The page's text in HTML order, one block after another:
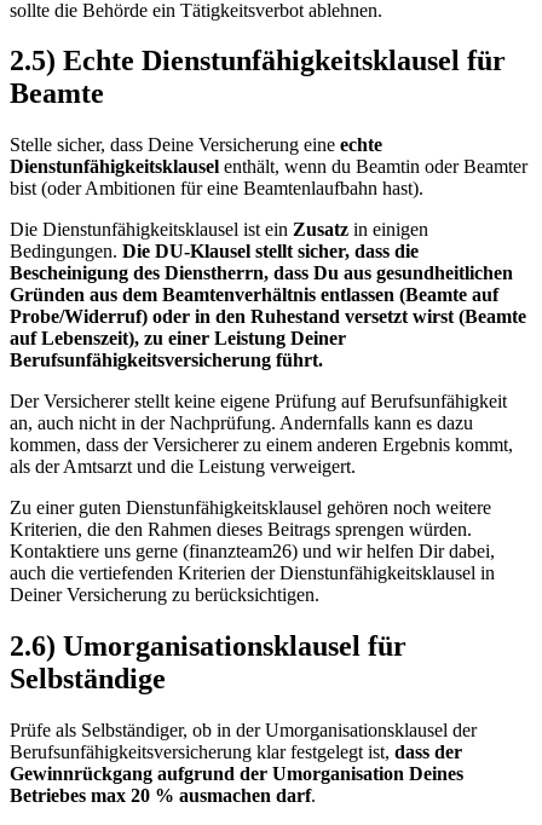
sollte die Behörde ein Tätigkeitsverbot ablehnen.
2.5) Echte Dienstunfähigkeitsklausel für
Beamte
Stelle sicher, dass Deine Versicherung eine echte
Dienstunfähigkeitsklausel enthält, wenn du Beamtin oder Beamter
bist (oder Ambitionen für eine Beamtenlaufbahn hast).
Die Dienstunfähigkeitsklausel ist ein Zusatz in einigen
Bedingungen. Die DU-Klausel stellt sicher, dass die
Bescheinigung des Dienstherrn, dass Du aus gesundheitlichen
Gründen aus dem Beamtenverhältnis entlassen (Beamte auf
Probe/Widerruf) oder in den Ruhestand versetzt wirst (Beamte
auf Lebenszeit), zu einer Leistung Deiner
Berufsunfähigkeitsversicherung führt.
Der Versicherer stellt keine eigene Prüfung auf Berufsunfähigkeit
an, auch nicht in der Nachprüfung. Andernfalls kann es dazu
kommen, dass der Versicherer zu einem anderen Ergebnis kommt,
als der Amtsarzt und die Leistung verweigert.
Zu einer guten Dienstunfähigkeitsklausel gehören noch weitere
Kriterien, die den Rahmen dieses Beitrags sprengen würden.
Kontaktiere uns gerne (finanzteam26) und wir helfen Dir dabei,
auch die vertiefenden Kriterien der Dienstunfähigkeitsklausel in
Deiner Versicherung zu berücksichtigen.
2.6) Umorganisationsklausel für
Selbständige
Prüfe als Selbständiger, ob in der Umorganisationsklausel der
Berufsunfähigkeitsversicherung klar festgelegt ist, dass der
Gewinnrückgang aufgrund der Umorganisation Deines
Betriebes max 20 % ausmachen darf.